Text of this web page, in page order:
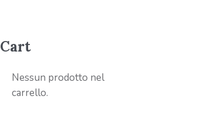
Cart
Nessun prodotto nel
carrello.